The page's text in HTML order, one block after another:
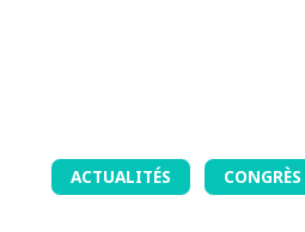
ACTUALITÉS CONGRÈS